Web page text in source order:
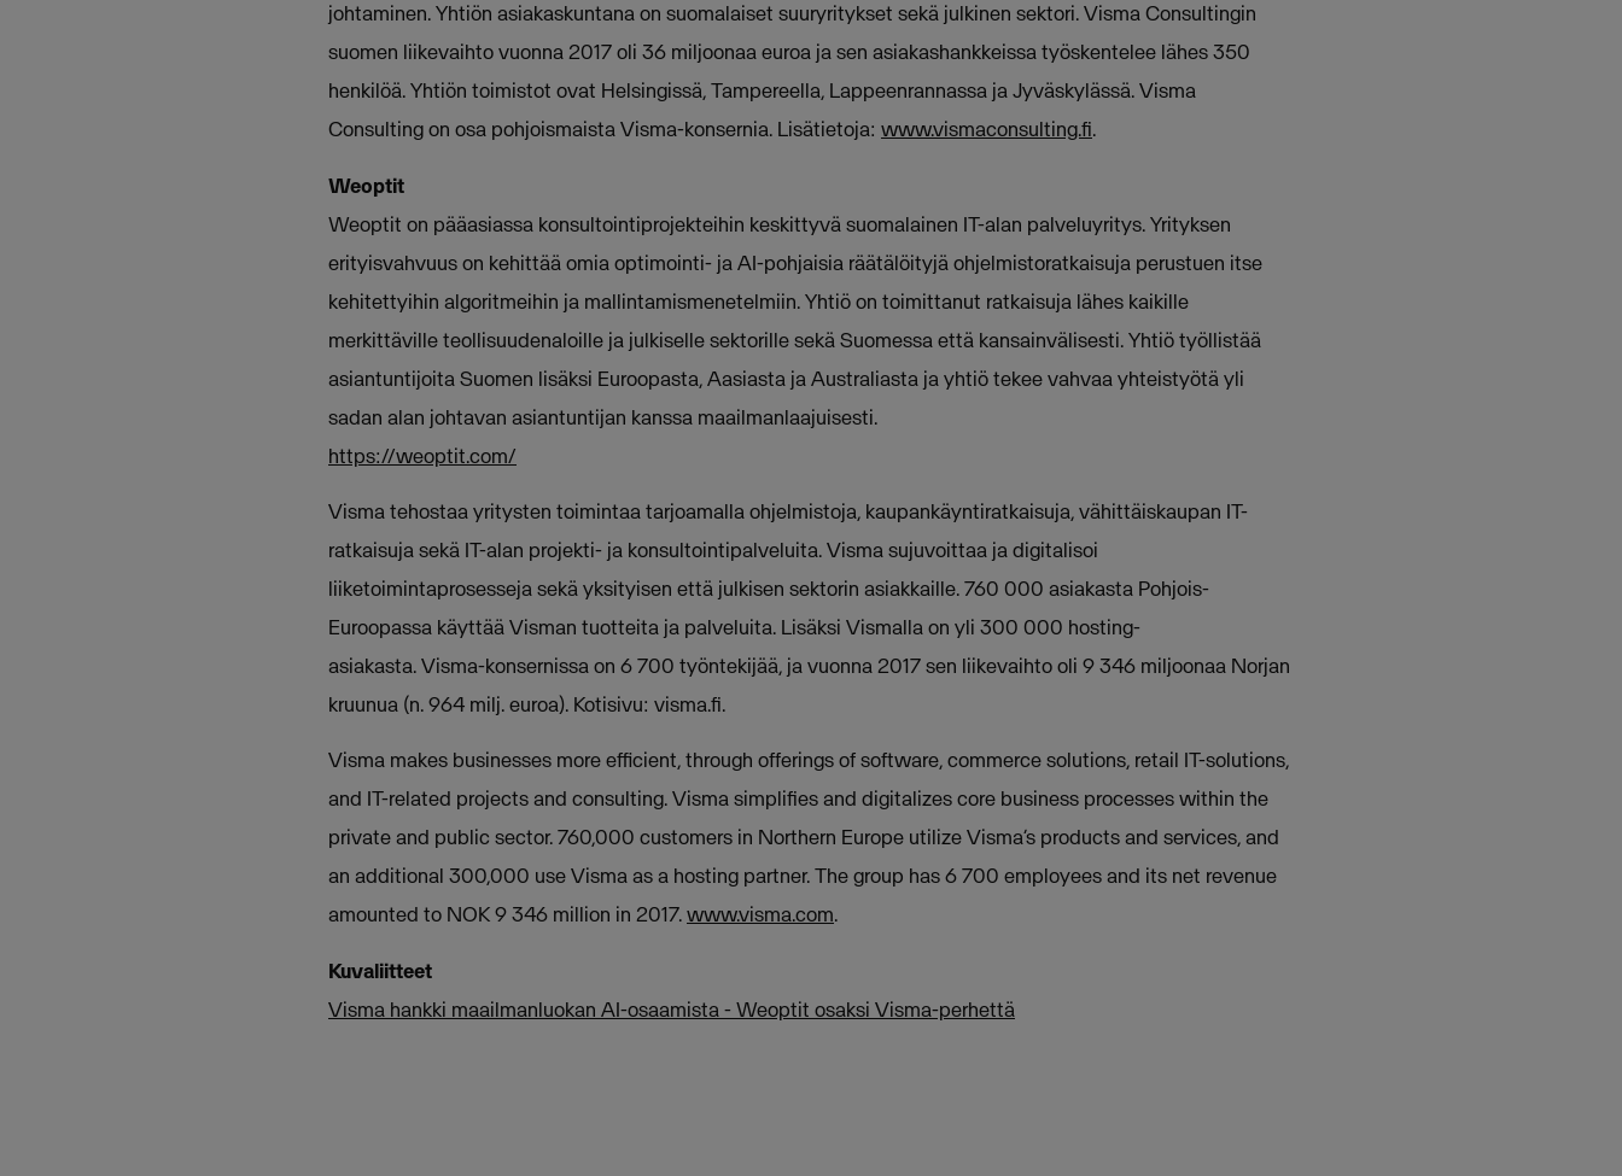
johtaminen. Yhtiön asiakaskuntana on suomalaiset suuryritykset sekä julkinen sektori. Visma Consultingin
suomen liikevaihto vuonna 2017 oli 36 miljoonaa euroa ja sen asiakashankkeissa työskentelee lähes 350
henkilöä. Yhtiön toimistot ovat Helsingissä, Tampereella, Lappeenrannassa ja Jyväskylässä. Visma
Consulting on osa pohjoismaista Visma-konsernia. Lisätietoja: www.vismaconsulting.fi.
Weoptit
Weoptit on pääasiassa konsultointiprojekteihin keskittyvä suomalainen IT-alan palveluyritys. Yrityksen
erityisvahvuus on kehittää omia optimointi- ja AI-pohjaisia räätälöityjä ohjelmistoratkaisuja perustuen itse
kehitettyihin algoritmeihin ja mallintamismenetelmiin. Yhtiö on toimittanut ratkaisuja lähes kaikille
merkittäville teollisuudenaloille ja julkiselle sektorille sekä Suomessa että kansainvälisesti. Yhtiö työllistää
asiantuntijoita Suomen lisäksi Euroopasta, Aasiasta ja Australiasta ja yhtiö tekee vahvaa yhteistyötä yli
sadan alan johtavan asiantuntijan kanssa maailmanlaajuisesti.
https://weoptit.com/
Visma tehostaa yritysten toimintaa tarjoamalla ohjelmistoja, kaupankäyntiratkaisuja, vähittäiskaupan IT-
ratkaisuja sekä IT-alan projekti- ja konsultointipalveluita. Visma sujuvoittaa ja digitalisoi
liiketoimintaprosesseja sekä yksityisen että julkisen sektorin asiakkaille. 760 000 asiakasta Pohjois-
Euroopassa käyttää Visman tuotteita ja palveluita. Lisäksi Vismalla on yli 300 000 hosting-
asiakasta. Visma-konsernissa on 6 700 työntekijää, ja vuonna 2017 sen liikevaihto oli 9 346 miljoonaa Norjan
kruunua (n. 964 milj. euroa). Kotisivu: visma.fi.
Visma makes businesses more efficient, through offerings of software, commerce solutions, retail IT-solutions,
and IT-related projects and consulting. Visma simplifies and digitalizes core business processes within the
private and public sector. 760,000 customers in Northern Europe utilize Visma’s products and services, and
an additional 300,000 use Visma as a hosting partner. The group has 6 700 employees and its net revenue
amounted to NOK 9 346 million in 2017.www.visma.com.
Kuvaliitteet
Visma hankki maailmanluokan AI-osaamista - Weoptit osaksi Visma-perhettä